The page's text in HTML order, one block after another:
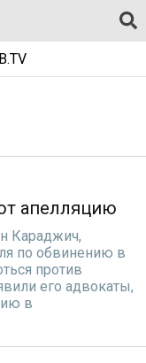
апелляцию
Караджич,
по обвинению в
против
его адвокаты,
в